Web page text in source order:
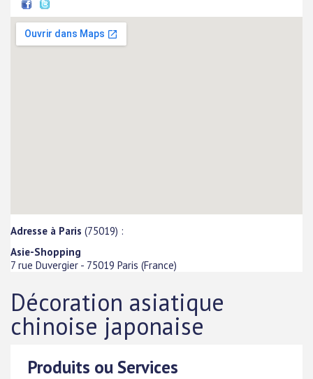
Adresse à Paris (75019) :
Asie-Shopping
7 rue Duvergier - 75019 Paris (France)
Décoration asiatique
chinoise japonaise
Produits ou Services